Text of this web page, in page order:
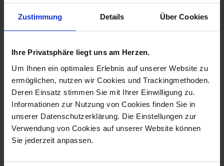
Zustimmung Details Über Cookies
Ihre Privatsphäre liegt uns am Herzen.
Um Ihnen ein optimales Erlebnis auf unserer Website zu
ermöglichen, nutzen wir Cookies und Trackingmethoden.
Deren Einsatz stimmen Sie mit Ihrer Einwilligung zu.
Informationen zur Nutzung von Cookies finden Sie in
unserer Datenschutzerklärung. Die Einstellungen zur
Verwendung von Cookies auf unserer Website können
Sie jederzeit anpassen.
Limited Quantity
more products from the